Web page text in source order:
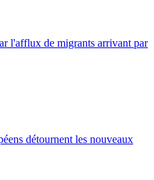
l'afflux de migrants arrivant par
détournent les nouveaux